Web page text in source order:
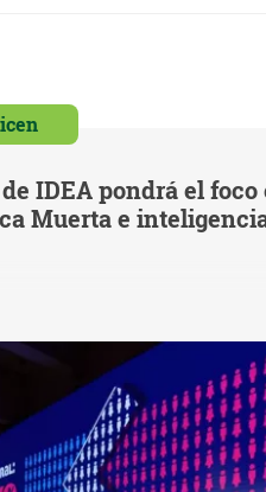
IDEA pondrá el foco
Muerta e